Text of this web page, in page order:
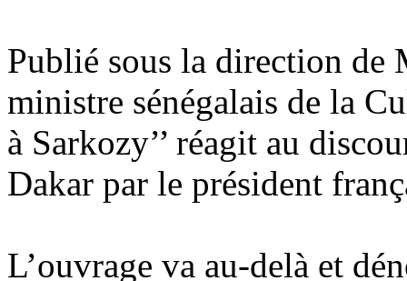
Publié sous la direction de
ministre sénégalais de la
à Sarkozy’’ réagit au
Dakar par le président
L’ouvrage va au-delà et